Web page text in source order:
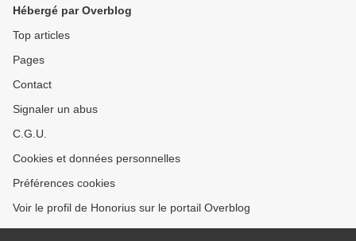
Hébergé par Overblog
Top articles
Pages
Contact
Signaler un abus
C.G.U.
Cookies et données personnelles
Préférences cookies
Voir le profil de Honorius sur le portail Overblog